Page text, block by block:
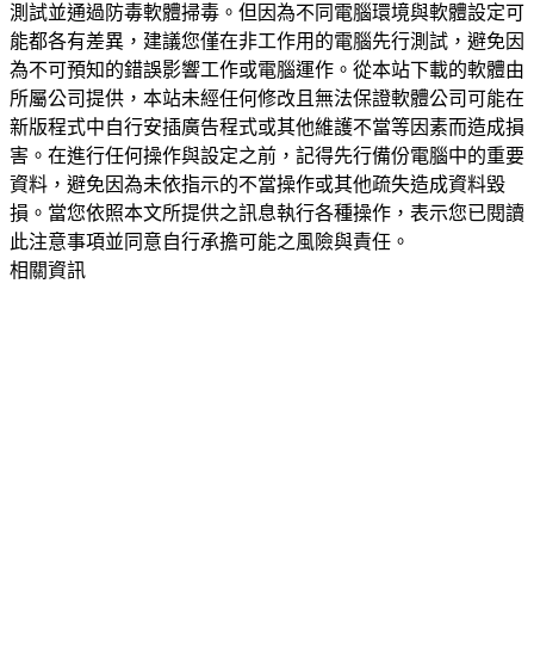
測試並通過防毒軟體掃毒。但因為不同電腦環境與軟體設定可
能都各有差異，建議您僅在非工作用的電腦先行測試，避免因
為不可預知的錯誤影響工作或電腦運作。從本站下載的軟體由
所屬公司提供，本站未經任何修改且無法保證軟體公司可能在
新版程式中自行安插廣告程式或其他維護不當等因素而造成損
害。在進行任何操作與設定之前，記得先行備份電腦中的重要
資料，避免因為未依指示的不當操作或其他疏失造成資料毀
損。當您依照本文所提供之訊息執行各種操作，表示您已閱讀
此注意事項並同意自行承擔可能之風險與責任。
相關資訊